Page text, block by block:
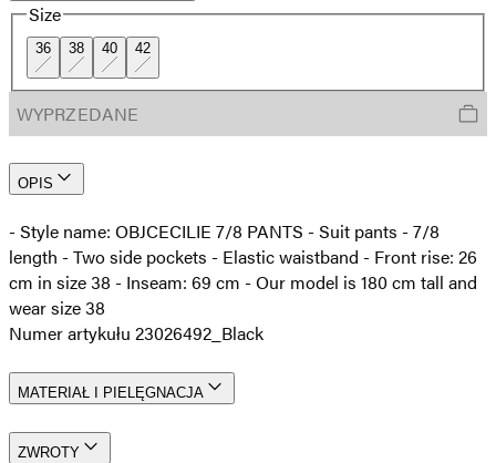
Size
36 38 40 42
WYPRZEDANE
OPIS
- Style name: OBJCECILIE 7/8 PANTS - Suit pants - 7/8
length - Two side pockets - Elastic waistband - Front rise: 26
cm in size 38 - Inseam: 69 cm - Our model is 180 cm tall and
wear size 38
Numer artykułu 23026492_Black
MATERIAŁ I PIELĘGNACJA
ZWROTY